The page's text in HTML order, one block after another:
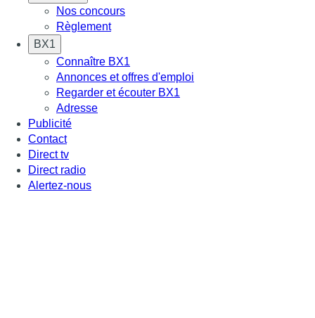
Nos concours
Règlement
BX1
Connaître BX1
Annonces et offres d'emploi
Regarder et écouter BX1
Adresse
Publicité
Contact
Direct tv
Direct radio
Alertez-nous